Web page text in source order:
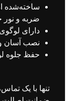
ساخته‌شده
ضربه و نور
دارای
نصب آسان و
حفظ جلوه